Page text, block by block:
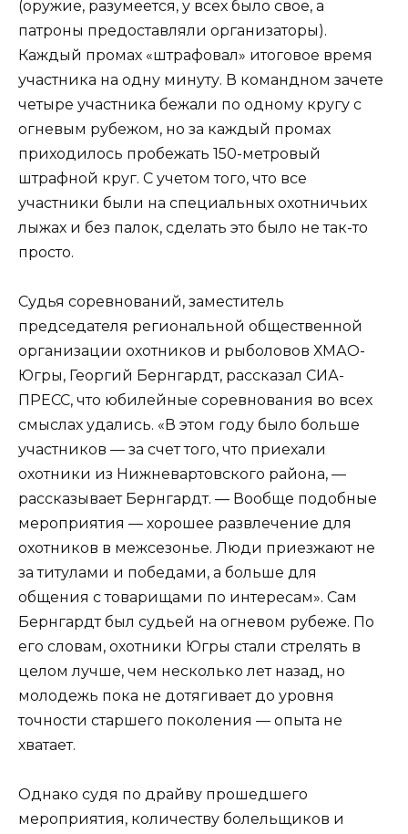
(оружие, разумеется, у всех было свое, а
патроны предоставляли организаторы).
Каждый промах «штрафовал» итоговое время
участника на одну минуту. В командном зачете
четыре участника бежали по одному кругу с
огневым рубежом, но за каждый промах
приходилось пробежать 150-метровый
штрафной круг. С учетом того, что все
участники были на специальных охотничьих
лыжах и без палок, сделать это было не так-то
просто.
Судья соревнований, заместитель
председателя региональной общественной
организации охотников и рыболовов ХМАО-
Югры, Георгий Бернгардт, рассказал СИА-
ПРЕСС, что юбилейные соревнования во всех
смыслах удались. «В этом году было больше
участников — за счет того, что приехали
охотники из Нижневартовского района, —
рассказывает Бернгардт. — Вообще подобные
мероприятия — хорошее развлечение для
охотников в межсезонье. Люди приезжают не
за титулами и победами, а больше для
общения с товарищами по интересам». Сам
Бернгардт был судьей на огневом рубеже. По
его словам, охотники Югры стали стрелять в
целом лучше, чем несколько лет назад, но
молодежь пока не дотягивает до уровня
точности старшего поколения — опыта не
хватает.
Однако судя по драйву прошедшего
мероприятия, количеству болельщиков и